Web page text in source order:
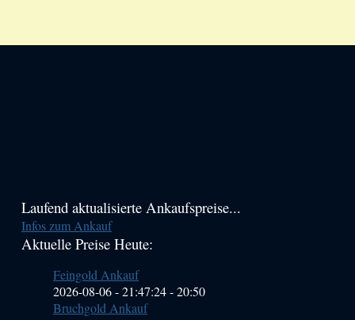
Haupt-
Sidebar
Laufend aktualisierte Ankaufspreise...
Infos zum Ankauf
Aktuelle Preise Heute:
Feingold Ankauf
2026-08-06 - 21:47:24-20:50
Bruchgold Ankauf